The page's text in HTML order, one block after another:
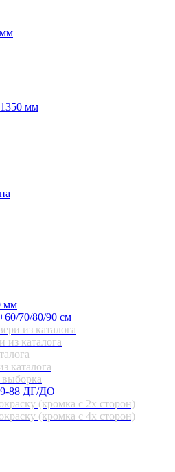
мм
мм
70/80/90 см
из каталога
из каталога
каталога
выборка
88 ДГ/ДО
(кромка с 2х сторон)
(кромка с 4х сторон)